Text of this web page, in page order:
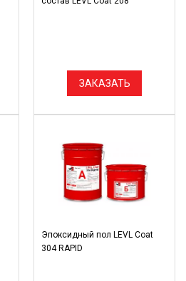
ЗАКАЗАТЬ
Эпоксидный пол LEVL Coat
304 RAPID